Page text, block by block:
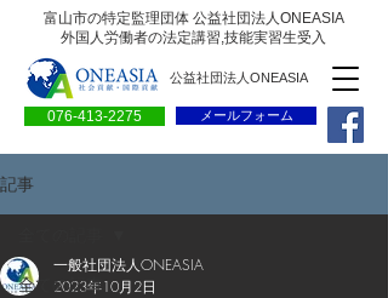
富山市の特定監理団体 公益社団法人ONEASIA
外国人労働者の法定講習,技能実習生受入
076-413-2275
公益社団法人ONEASIA
メールフォーム
記事
全ての記事
一般社団法人ONEASIA
2023年10月2日